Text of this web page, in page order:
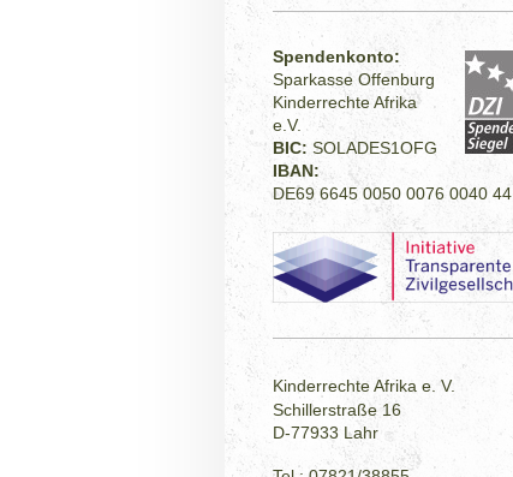
Spendenkonto:
Sparkasse Offenburg
Kinderrechte Afrika
e.V.
BIC: SOLADES1OFG
IBAN:
DE69 6645 0050 0076 0040 44
Kinderrechte Afrika e. V.
Schillerstraße 16
D-77933 Lahr